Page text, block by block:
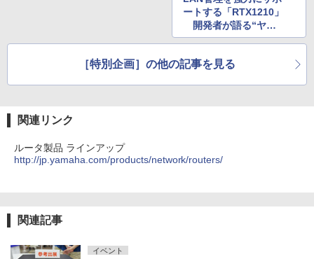
ートする「RTX1210」
開発者が語る“ヤマ
ハルータ”の理念とは
［特別企画］の他の記事を見る
関連リンク
ルータ製品 ラインアップ
http://jp.yamaha.com/products/network/routers/
関連記事
イベント